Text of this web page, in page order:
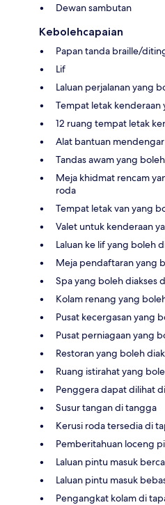
Dewan sambutan
Kebolehcapaian
Papan tanda braille/
Lif
Laluan perjalanan yang
Tempat letak kenderaan
12 ruang tempat letak
Alat bantuan
Tandas awam yang
Meja khidmat rencam
roda
Tempat letak van yang
Valet untuk kenderaan
Laluan ke lif yang boleh
Meja pendaftaran yang
Spa yang boleh diakses
Kolam renang yang
Pusat kecergasan yang
Pusat perniagaan yang
Restoran yang boleh
Ruang istirahat yang
Penggera dapat dilihat
Susur tangan di tangga
Kerusi roda tersedia di
Pemberitahuan loceng
Laluan pintu masuk
Laluan pintu masuk
Pengangkat kolam di